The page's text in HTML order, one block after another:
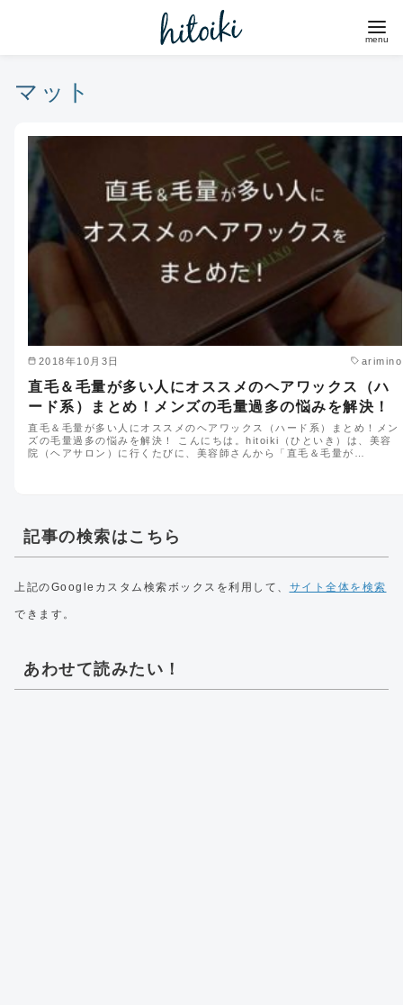
マット
2018年10月3日 arimino
直毛＆毛量が多い人にオススメのヘアワックス（ハ
ード系）まとめ！メンズの毛量過多の悩みを解決！
直毛＆毛量が多い人にオススメのヘアワックス（ハード系）まとめ！メン
ズの毛量過多の悩みを解決！ こんにちは。hitoiki（ひといき）は、美容
院（ヘアサロン）に行くたびに、美容師さんから「直毛＆毛量が…
記事の検索はこちら
上記のGoogleカスタム検索ボックスを利用して、 サイト全体を検索
できます。
あわせて読みたい！